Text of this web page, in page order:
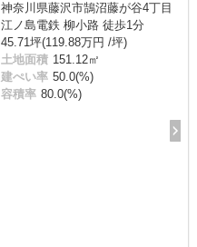
神奈川県藤沢市鵠沼藤が谷4丁目
江ノ島電鉄 柳小路 徒歩1分
45.71坪(119.88万円 /坪)
土地面積 151.12㎡
建ぺい率 50.0(%)
容積率 80.0(%)